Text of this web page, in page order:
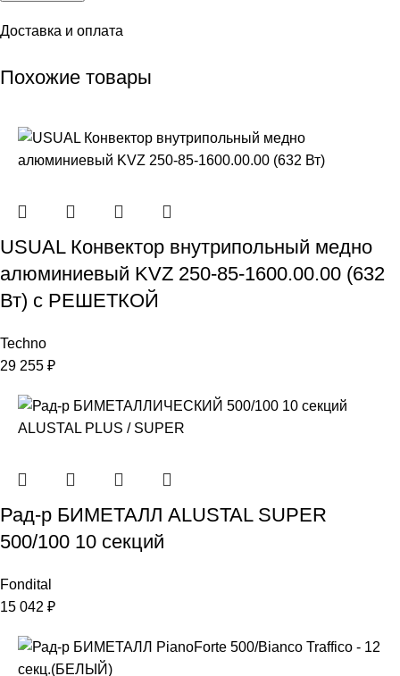
Доставка и оплата
Похожие товары
USUAL Конвектор внутрипольный медно
алюминиевый KVZ 250-85-1600.00.00 (632
Вт) с РЕШЕТКОЙ
Techno
29 255 ₽
Рад-р БИМЕТАЛЛ ALUSTAL SUPER
500/100 10 секций
Fondital
15 042 ₽